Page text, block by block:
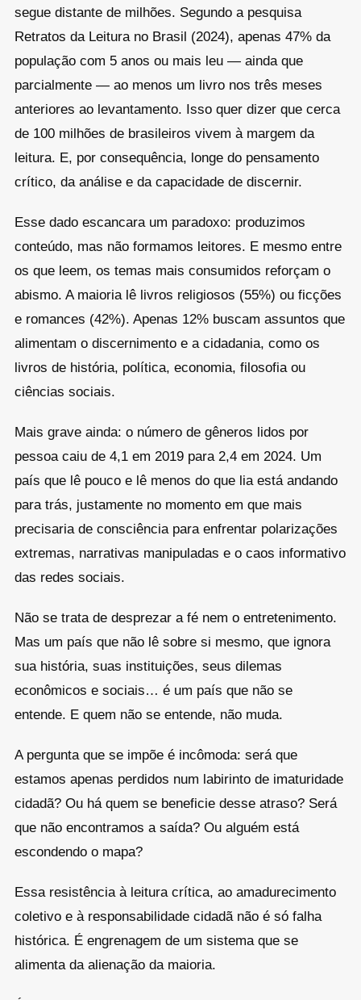
segue distante de milhões. Segundo a pesquisa
Retratos da Leitura no Brasil (2024), apenas 47% da
população com 5 anos ou mais leu — ainda que
parcialmente — ao menos um livro nos três meses
anteriores ao levantamento. Isso quer dizer que cerca
de 100 milhões de brasileiros vivem à margem da
leitura. E, por consequência, longe do pensamento
crítico, da análise e da capacidade de discernir.
Esse dado escancara um paradoxo: produzimos
conteúdo, mas não formamos leitores. E mesmo entre
os que leem, os temas mais consumidos reforçam o
abismo. A maioria lê livros religiosos (55%) ou ficções
e romances (42%). Apenas 12% buscam assuntos que
alimentam o discernimento e a cidadania, como os
livros de história, política, economia, filosofia ou
ciências sociais.
Mais grave ainda: o número de gêneros lidos por
pessoa caiu de 4,1 em 2019 para 2,4 em 2024. Um
país que lê pouco e lê menos do que lia está andando
para trás, justamente no momento em que mais
precisaria de consciência para enfrentar polarizações
extremas, narrativas manipuladas e o caos informativo
das redes sociais.
Não se trata de desprezar a fé nem o entretenimento.
Mas um país que não lê sobre si mesmo, que ignora
sua história, suas instituições, seus dilemas
econômicos e sociais… é um país que não se
entende. E quem não se entende, não muda.
A pergunta que se impõe é incômoda: será que
estamos apenas perdidos num labirinto de imaturidade
cidadã? Ou há quem se beneficie desse atraso? Será
que não encontramos a saída? Ou alguém está
escondendo o mapa?
Essa resistência à leitura crítica, ao amadurecimento
coletivo e à responsabilidade cidadã não é só falha
histórica. É engrenagem de um sistema que se
alimenta da alienação da maioria.